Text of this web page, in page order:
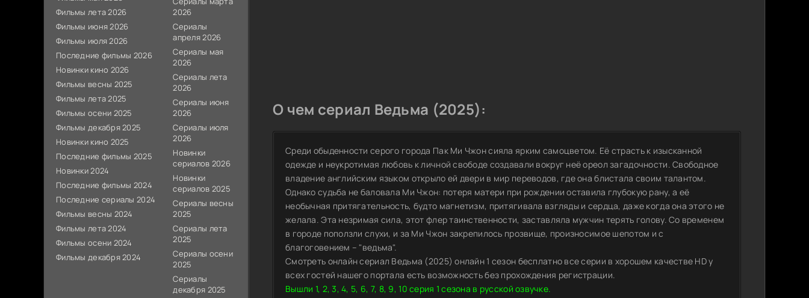
Фильмы лета 2026
Фильмы июня 2026
Фильмы июля 2026
Последние фильмы 2026
Новинки кино 2026
Фильмы весны 2025
Фильмы лета 2025
Фильмы осени 2025
Фильмы декабря 2025
Новинки кино 2025
Последние фильмы 2025
Новинки 2024
Последние фильмы 2024
Последние сериалы 2024
Фильмы весны 2024
Фильмы лета 2024
Фильмы осени 2024
Фильмы декабря 2024
2026
Сериалы
апреля 2026
Сериалы мая
2026
Сериалы лета
2026
Сериалы июня
2026
Сериалы июля
2026
Новинки
сериалов 2026
Новинки
сериалов 2025
Сериалы весны
2025
Сериалы лета
2025
Сериалы осени
2025
Сериалы
декабря 2025
О чем сериал Ведьма (2025):
Среди обыденности серого города Пак Ми Чжон сияла ярким самоцветом. Её страсть к изысканной
одежде и неукротимая любовь к личной свободе создавали вокруг неё ореол загадочности. Свободное
владение английским языком открыло ей двери в мир переводов, где она блистала своим талантом.
Однако судьба не баловала Ми Чжон: потеря матери при рождении оставила глубокую рану, а её
необычная притягательность, будто магнетизм, притягивала взгляды и сердца, даже когда она этого не
желала. Эта незримая сила, этот флер таинственности, заставляла мужчин терять голову. Со временем
в городе поползли слухи, и за Ми Чжон закрепилось прозвище, произносимое шепотом и с
благоговением – "ведьма".
Смотреть онлайн сериал Ведьма (2025) онлайн 1 сезон бесплатно все серии в хорошем качестве HD у
всех гостей нашего портала есть возможность без прохождения регистрации.
Вышли 1, 2, 3, 4, 5, 6, 7, 8, 9, 10 серия 1 сезона в русской озвучке.